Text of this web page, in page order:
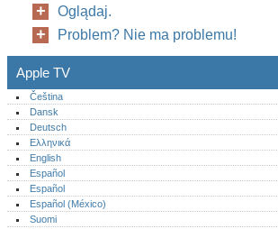
Oglądaj.
Problem? Nie ma problemu!
Apple TV
Čeština
Dansk
Deutsch
Ελληνικά
English
Español
Español
Español (México)‎
Suomi